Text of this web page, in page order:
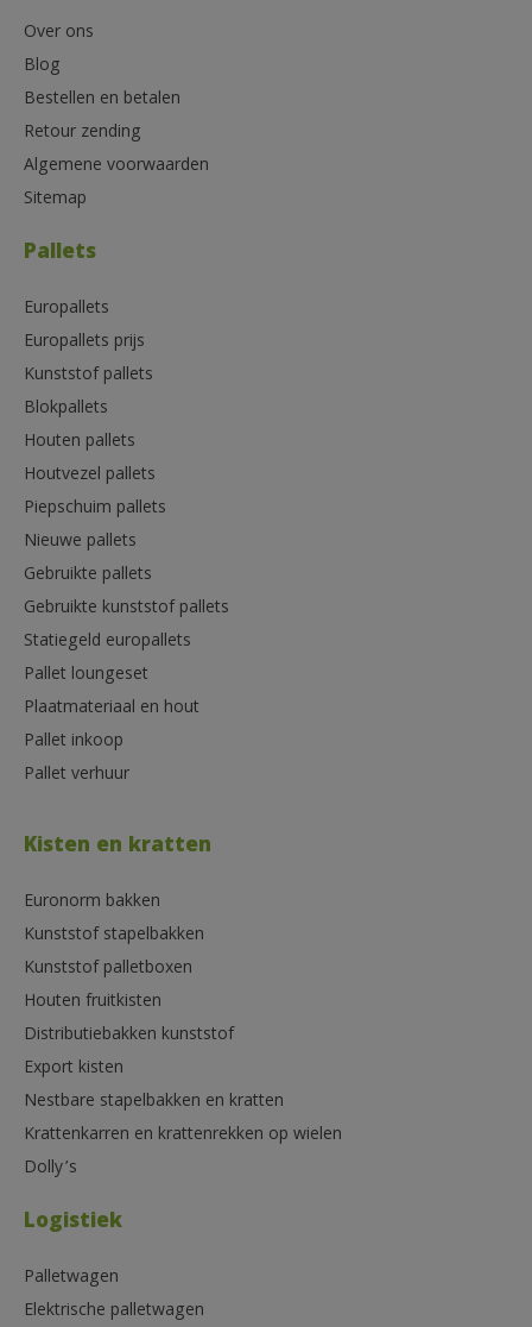
Over ons
Blog
Bestellen en betalen
Retour zending
Algemene voorwaarden
Sitemap
Pallets
Europallets
Europallets prijs
Kunststof pallets
Blokpallets
Houten pallets
Houtvezel pallets
Piepschuim pallets
Nieuwe pallets
Gebruikte pallets
Gebruikte kunststof pallets
Statiegeld europallets
Pallet loungeset
Plaatmateriaal en hout
Pallet inkoop
Pallet verhuur
Kisten en kratten
Euronorm bakken
Kunststof stapelbakken
Kunststof palletboxen
Houten fruitkisten
Distributiebakken kunststof
Export kisten
Nestbare stapelbakken en kratten
Krattenkarren en krattenrekken op wielen
Dolly’s
Logistiek
Palletwagen
Elektrische palletwagen